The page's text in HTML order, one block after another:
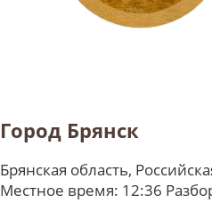
Город Брянск
Брянская область,
Местное время: 12:36